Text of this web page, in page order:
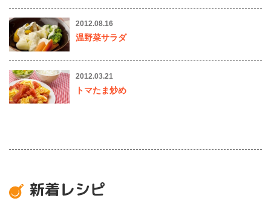
2012.08.16
温野菜サラダ
2012.03.21
トマたま炒め
新着レシピ